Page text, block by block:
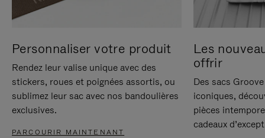
Personnaliser votre produit
Rendez leur valise unique avec des
stickers, roues et poignées assortis, ou
sublimez leur sac avec nos bandoulières
exclusives.
PARCOURIR MAINTENANT
Les
offrir
Des sacs
iconiques,
pièces
cadeaux